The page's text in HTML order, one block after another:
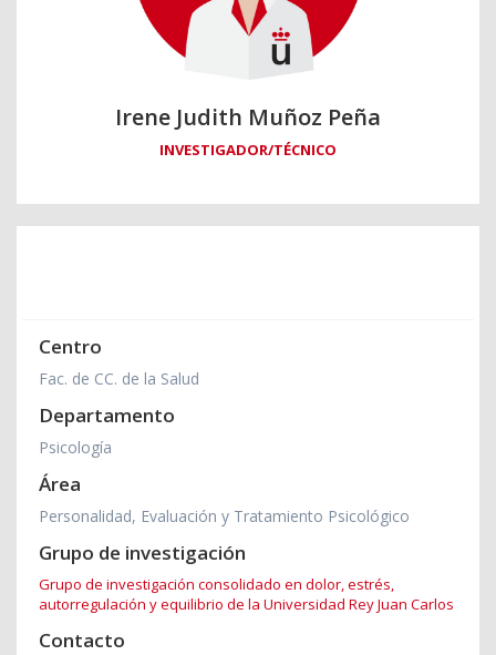
Irene Judith Muñoz Peña
INVESTIGADOR/TÉCNICO
Centro
Fac. de CC. de la Salud
Departamento
Psicología
Área
Personalidad, Evaluación y Tratamiento Psicológico
Grupo de investigación
Grupo de investigación consolidado en dolor, estrés,
autorregulación y equilibrio de la Universidad Rey Juan Carlos
Contacto